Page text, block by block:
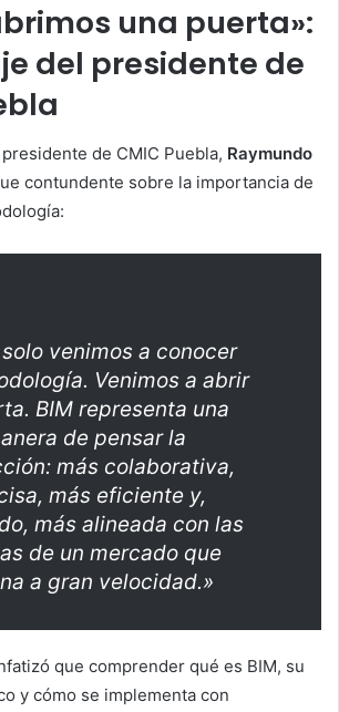
una puerta»:
del presidente de
de CMIC Puebla, Raymundo
contundente sobre la importancia de
venimos a conocer
Venimos a abrir
BIM representa una
de pensar la
más colaborativa,
más eficiente y,
más alineada con las
de un mercado que
a gran velocidad.»
que comprender qué es BIM, su
y cómo se implementa con